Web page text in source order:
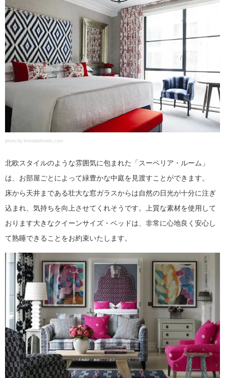
photo by firmdalehotels.com
北欧スタイルのような雰囲気に包まれた「スーペリア・ルーム」
は、お部屋ごとによって緑豊かな中庭を見渡すことができます。
床から天井まである壮大な窓ガラスからは自然の日光が十分に注ぎ
込まれ、気持ちを向上させてくれそうです。上質な素材を使用して
おります大きなクイーンサイズ・ベッドは、非常に心地良く安心し
て熟睡できることをお約束いたします。